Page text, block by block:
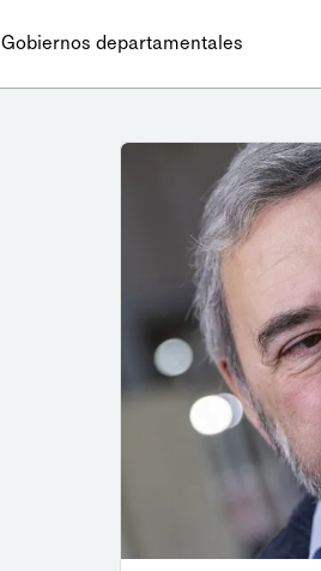
Gobiernos departamentales